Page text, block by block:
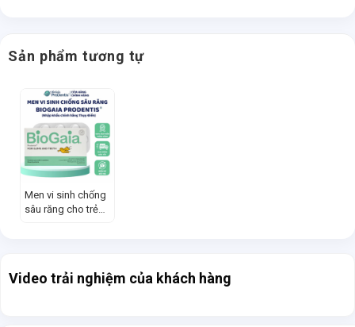
Sản phẩm tương tự
Men vi sinh chống
sâu răng cho trẻ
Video trải nghiệm của khách hàng
Tun phạm Tun Phạm